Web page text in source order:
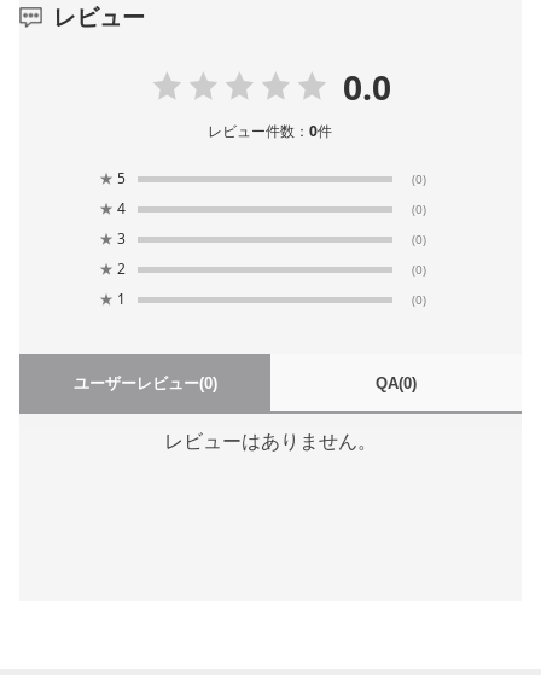
レビュー
0.0
レビュー件数：0件
★ 5 (0)
★ 4 (0)
★ 3 (0)
★ 2 (0)
★ 1 (0)
ユーザーレビュー(0) QA(0)
レビューはありません。